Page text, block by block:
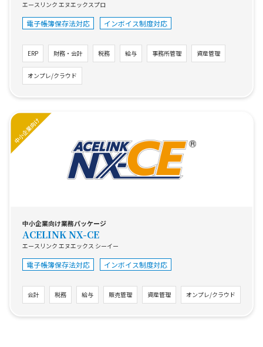
エースリンク エヌエックスプロ
電子帳簿保存法対応 インボイス制度対応
ERP 財務・会計 税務 給与 事務所管理 資産管理
オンプレ/クラウド
中小企業向け業務パッケージ
ACELINK NX-CE
エースリンク エヌエックス シーイー
電子帳簿保存法対応 インボイス制度対応
会計 税務 給与 販売管理 資産管理 オンプレ/クラウド